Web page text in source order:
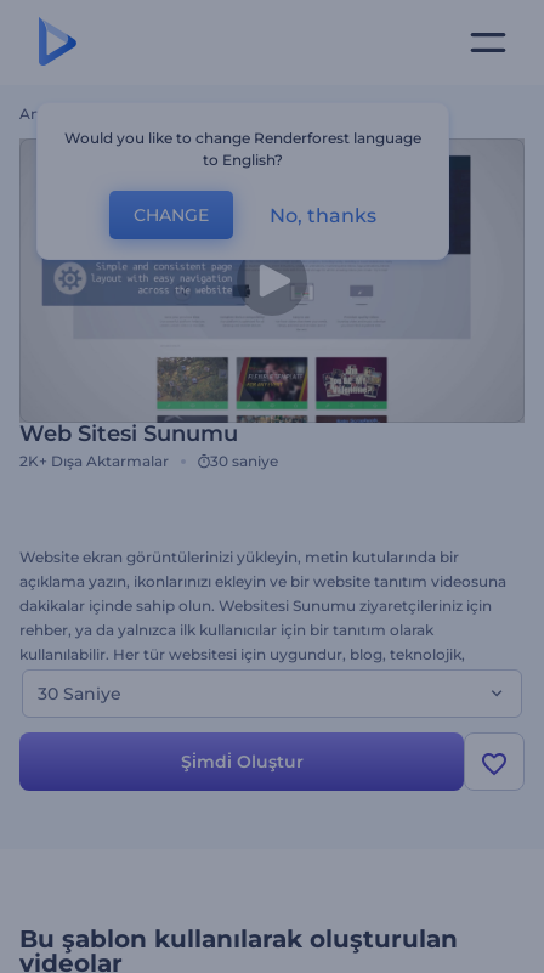
Ana Sayfa
Web Sitesi Sunumu
2K+ Dışa Aktarmalar 30 saniye
Website ekran görüntülerinizi yükleyin, metin kutularında bir
açıklama yazın, ikonlarınızı ekleyin ve bir website tanıtım videosuna
dakikalar içinde sahip olun. Websitesi Sunumu ziyaretçileriniz için
rehber, ya da yalnızca ilk kullanıcılar için bir tanıtım olarak
kullanılabilir. Her tür websitesi için uygundur, blog, teknolojik,
haber, medya siteleri vb.
30 Saniye
Şi̇mdi̇ Oluştur
Bu şablon kullanılarak oluşturulan
videolar
Would you like to change Renderforest language
to English?
CHANGE No, thanks